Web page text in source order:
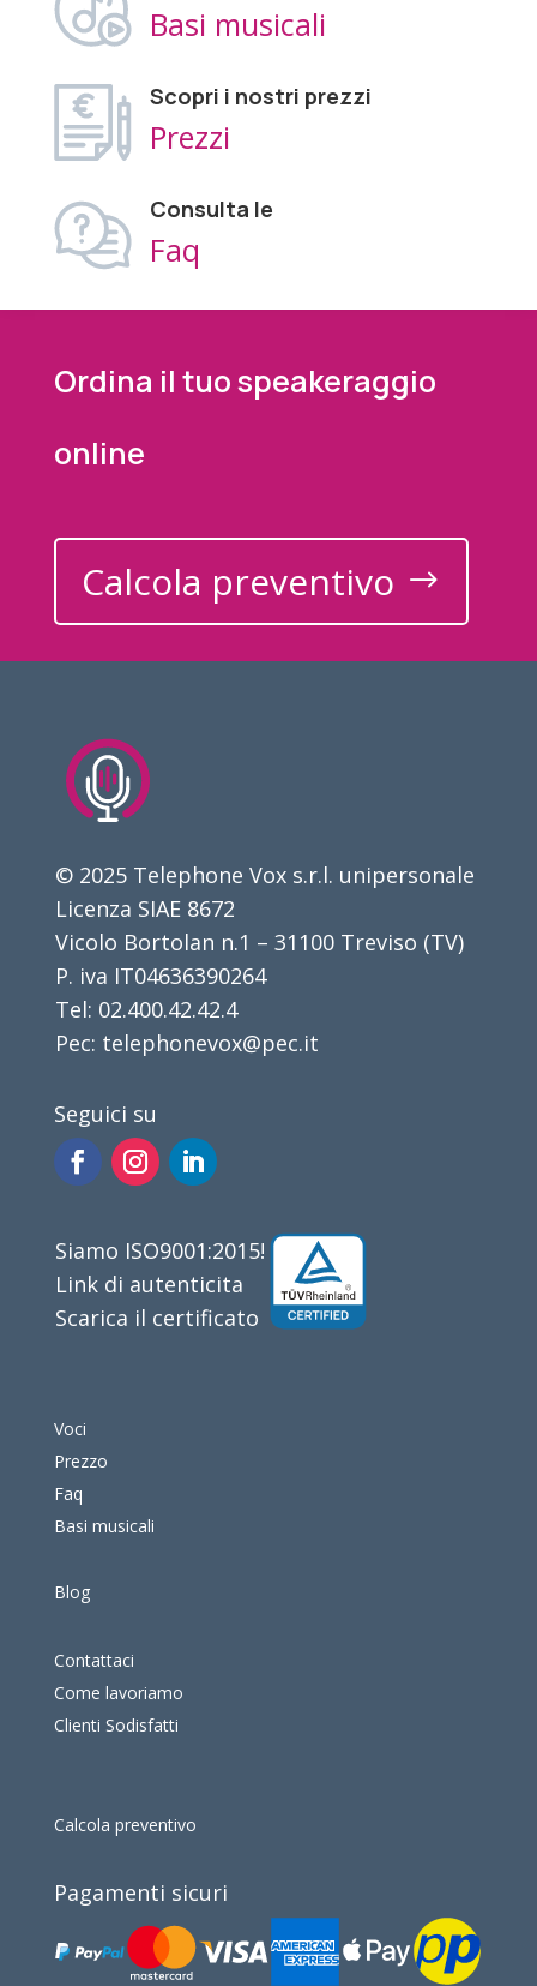
Basi musicali
Scopri i nostri prezzi
Prezzi
Consulta le
Faq
Ordina il tuo speakeraggio
online
Calcola preventivo
© 2025 Telephone Vox s.r.l. unipersonale
Licenza SIAE 8672
Vicolo Bortolan n.1 – 31100 Treviso (TV)
P. iva IT04636390264
Tel: 02.400.42.42.4
Pec: telephonevox@pec.it
Seguici su
Siamo ISO9001:2015!
Link di autenticita
Scarica il certificato
Voci
Prezzo
Faq
Basi musicali
Blog
Contattaci
Come lavoriamo
Clienti Sodisfatti
Calcola preventivo
Pagamenti sicuri